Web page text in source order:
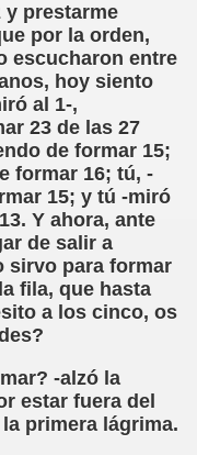
y prestarme
por la orden,
escucharon entre
hoy siento
al 1-,
23 de las 27
de formar 15;
formar 16; tú, -
15; y tú -miró
Y ahora, ante
de salir a
sirvo para formar
fila, que hasta
a los cinco, os
-alzó la
estar fuera del
primera lágrima.
de Ciegos (Pedro
Cecs, català (Pedro
1980 (editora
con Ceguera o
Puente)
(CPB de l'ONCE a